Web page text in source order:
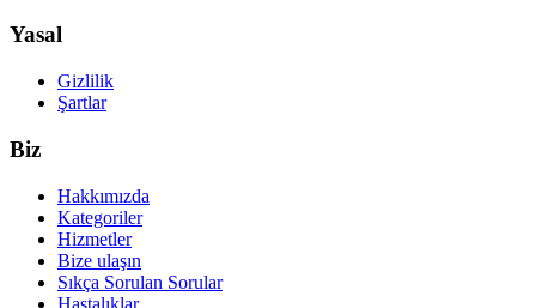
Yasal
Gizlilik
Şartlar
Biz
Hakkımızda
Kategoriler
Hizmetler
Bize ulaşın
Sıkça Sorulan Sorular
Hastalıklar